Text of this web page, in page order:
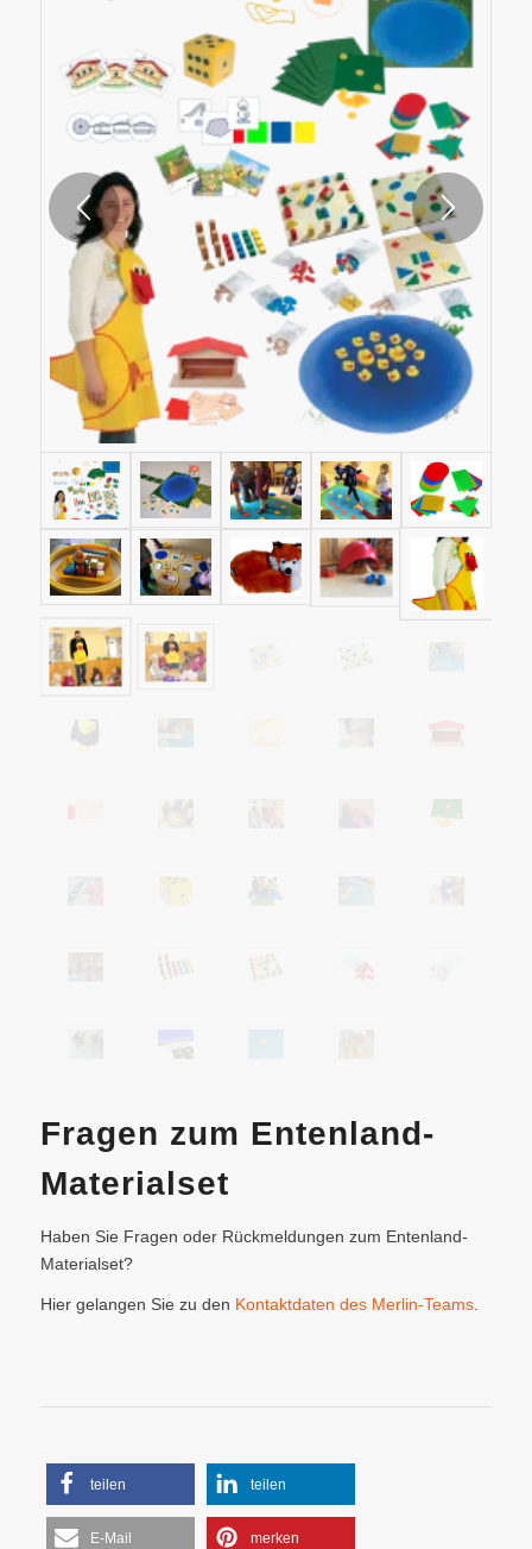
Fragen zum Entenland-
Materialset
Haben Sie Fragen oder Rückmeldungen zum Entenland-
Materialset?
Hier gelangen Sie zu den Kontaktdaten des Merlin-Teams.
teilen teilen
E-Mail merken